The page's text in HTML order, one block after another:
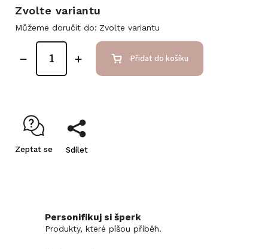
Zvolte variantu
Můžeme doručit do: Zvolte variantu
Přidat do košíku
Zeptat se Sdílet
Personifikuj si šperk
Produkty, které píšou příběh.